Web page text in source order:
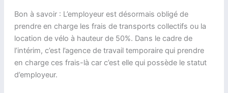
Bon à savoir : L’employeur est désormais obligé de
prendre en charge les frais de transports collectifs ou la
location de vélo à hauteur de 50%. Dans le cadre de
l’intérim, c’est l’agence de travail temporaire qui prendre
en charge ces frais-là car c’est elle qui possède le statut
d’employeur.